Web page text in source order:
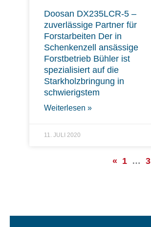
Doosan DX235LCR-5 –
zuverlässige Partner für
Forstarbeiten Der in
Schenkenzell ansässige
Forstbetrieb Bühler ist
spezialisiert auf die
Starkholzbringung in
schwierigstem
Weiterlesen »
11. JULI 2020
« 1 … 3